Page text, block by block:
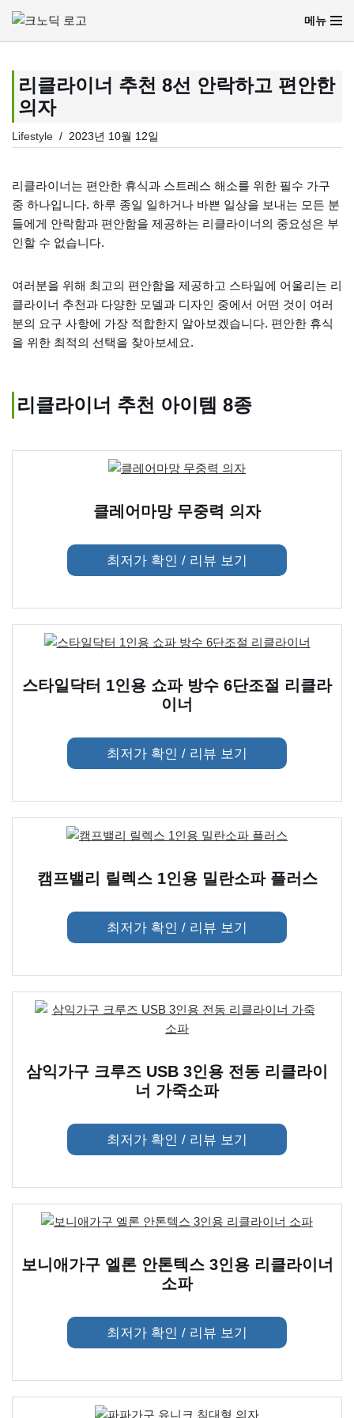
콘
츠
로
너
메뉴
리클라이너 추천 8선 안락하고 편안한
의자
Lifestyle 2023년 10월 12일
리클라이너는 편안한 휴식과 스트레스 해소를 위한 필수 가구
중 하나입니다. 하루 종일 일하거나 바쁜 일상을 보내는 모든 분
들에게 안락함과 편안함을 제공하는 리클라이너의 중요성은 부
인할 수 없습니다.
여러분을 위해 최고의 편안함을 제공하고 스타일에 어울리는 리
클라이너 추천과 다양한 모델과 디자인 중에서 어떤 것이 여러
분의 요구 사항에 가장 적합한지 알아보겠습니다. 편안한 휴식
을 위한 최적의 선택을 찾아보세요.
리클라이너 추천 아이템 8종
클레어마망 무중력 의자
최저가 확인 / 리뷰 보기
스타일닥터 1인용 쇼파 방수 6단조절 리클라
이너
최저가 확인 / 리뷰 보기
캠프밸리 릴렉스 1인용 밀란소파 플러스
최저가 확인 / 리뷰 보기
삼익가구 크루즈 USB 3인용 전동 리클라이
너 가죽소파
최저가 확인 / 리뷰 보기
보니애가구 엘론 안톤텍스 3인용 리클라이너
소파
최저가 확인 / 리뷰 보기